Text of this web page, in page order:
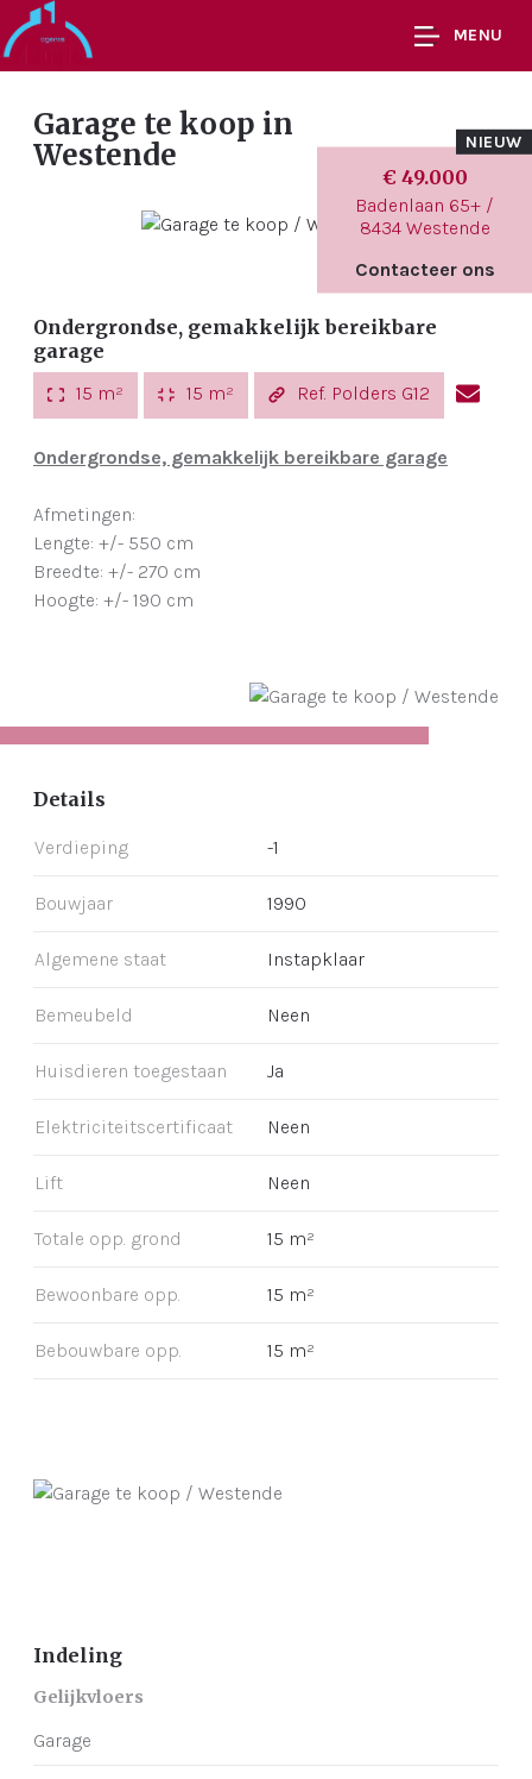
MENU
Garage te koop in
Westende
€ 49.000
Badenlaan 65+ /
8434 Westende
Contacteer ons
NIEUW
Ondergrondse, gemakkelijk bereikbare
garage
15 m² 15 m² Ref. Polders G12
Ondergrondse, gemakkelijk bereikbare garage
Afmetingen:
Lengte: +/- 550 cm
Breedte: +/- 270 cm
Hoogte: +/- 190 cm
Details
Verdieping -1
Bouwjaar 1990
Algemene staat Instapklaar
Bemeubeld Neen
Huisdieren toegestaan Ja
Elektriciteitscertificaat Neen
Lift Neen
Totale opp. grond 15 m²
Bewoonbare opp. 15 m²
Bebouwbare opp. 15 m²
Indeling
Gelijkvloers
Garage